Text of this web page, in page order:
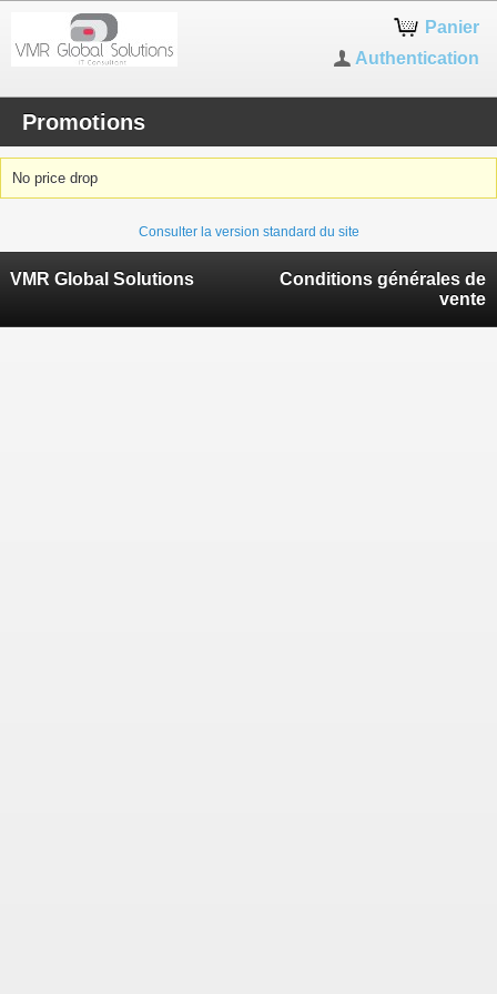
Panier
Authentication
Promotions
No price drop
Consulter la version standard du site
VMR Global Solutions
Conditions générales de
vente